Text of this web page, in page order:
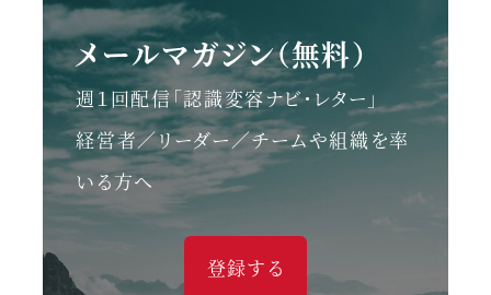
メールマガジン（無料）
週１回配信「認識変容ナビ・レター」
経営者／リーダー／チームや組織を率
いる方へ
登録する